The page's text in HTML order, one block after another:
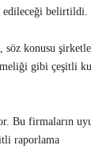
belirtildi.
söz konusu
gibi çeşitli
Bu firmaların
raporlama